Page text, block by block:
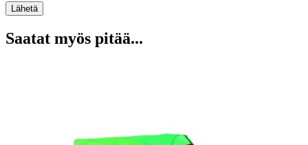
Lähetä
Saatat myös pitää...